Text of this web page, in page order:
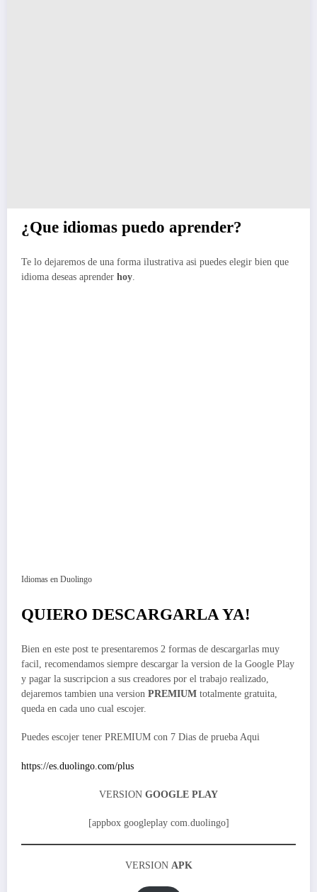
¿Que idiomas puedo aprender?
Te lo dejaremos de una forma ilustrativa asi puedes elegir bien que
idioma deseas aprender hoy.
Idiomas en Duolingo
QUIERO DESCARGARLA YA!
Bien en este post te presentaremos 2 formas de descargarlas muy
facil, recomendamos siempre descargar la version de la Google Play
y pagar la suscripcion a sus creadores por el trabajo realizado,
dejaremos tambien una version PREMIUM totalmente gratuita,
queda en cada uno cual escojer.
Puedes escojer tener PREMIUM con 7 Dias de prueba Aqui
https://es.duolingo.com/plus
VERSION GOOGLE PLAY
[appbox googleplay com.duolingo]
VERSION APK